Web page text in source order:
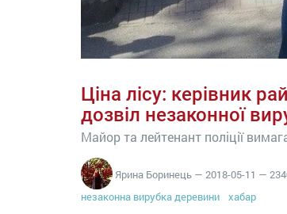
Ціна лісу: керівник
дозвіл незаконної
Майор та лейтенант поліції
Ярина Боринець — 2018-05-11 —
незаконна вирубка деревини
хабар